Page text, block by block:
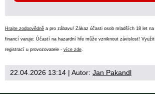
Hrajte zodpovědně a pro zábavu! Zákaz účasti osob mladších 18 let
financí varuje: Účastí na hazardní hře může vzniknout závislost!
registrací u provozovatele - více zde
22.04.2026 13:14 | Autor: Jan Pakandl